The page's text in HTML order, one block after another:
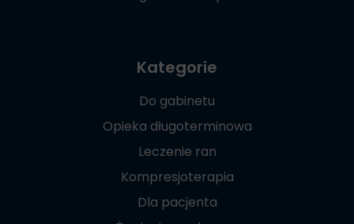
Kategorie
Do gabinetu
Opieka długoterminowa
Leczenie ran
Kompresjoterapia
Dla pacjenta